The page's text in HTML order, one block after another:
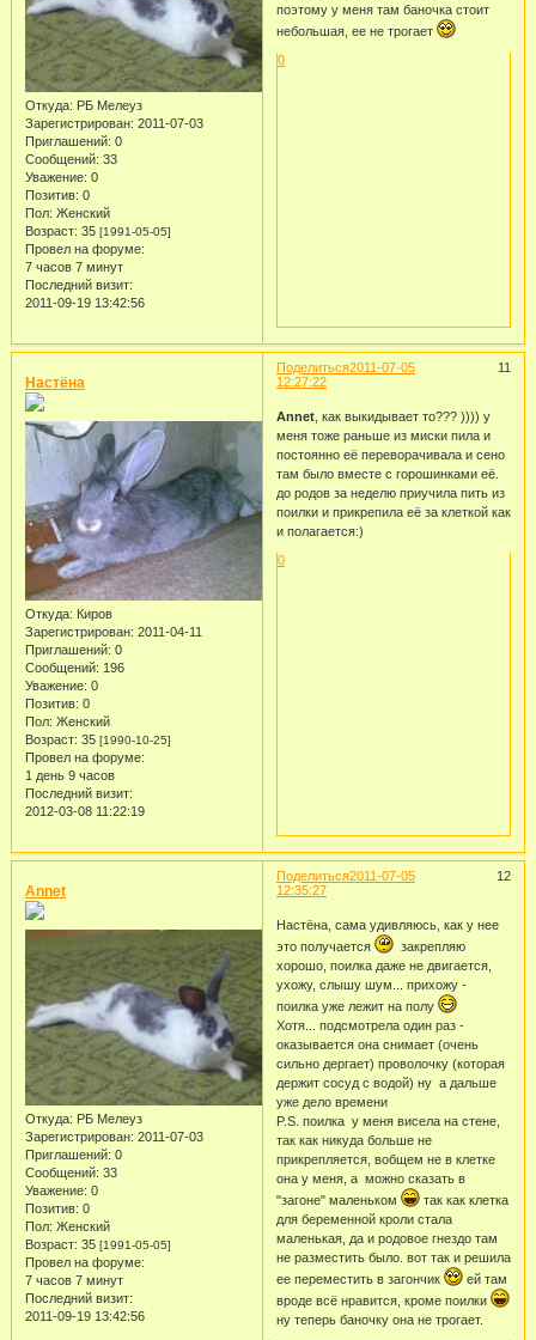
Откуда: РБ Мелеуз
Зарегистрирован: 2011-07-03
Приглашений: 0
Сообщений: 33
Уважение: 0
Позитив: 0
Пол: Женский
Возраст: 35 [1991-05-05]
Провел на форуме:
7 часов 7 минут
Последний визит:
2011-09-19 13:42:56
поэтому у меня там баночка стоит
небольшая, ее не трогает
0
Поделиться 11
2011-07-05
12:27:22
Настёна
Откуда: Киров
Зарегистрирован: 2011-04-11
Приглашений: 0
Сообщений: 196
Уважение: 0
Позитив: 0
Пол: Женский
Возраст: 35 [1990-10-25]
Провел на форуме:
1 день 9 часов
Последний визит:
2012-03-08 11:22:19
Annet, как выкидывает то??? )))) у
меня тоже раньше из миски пила и
постоянно её переворачивала и сено
там было вместе с горошинками её.
до родов за неделю приучила пить из
поилки и прикрепила её за клеткой как
и полагается:)
0
Поделиться 12
2011-07-05
12:35:27
Annet
Откуда: РБ Мелеуз
Зарегистрирован: 2011-07-03
Приглашений: 0
Сообщений: 33
Уважение: 0
Позитив: 0
Пол: Женский
Возраст: 35 [1991-05-05]
Провел на форуме:
7 часов 7 минут
Последний визит:
2011-09-19 13:42:56
Настёна, сама удивляюсь, как у нее
это получается
закрепляю
хорошо, поилка даже не двигается,
ухожу, слышу шум... прихожу -
поилка уже лежит на полу
Хотя... подсмотрела один раз -
оказывается она снимает (очень
сильно дергает) проволочку (которая
держит сосуд с водой) ну а дальше
уже дело времени
P.S. поилка у меня висела на стене,
так как никуда больше не
прикрепляется, вобщем не в клетке
она у меня, а можно сказать в
"загоне" маленьком
так как клетка
для беременной кроли стала
маленькая, да и родовое гнездо там
не разместить было. вот так и решила
ее переместить в загончик
ей там
вроде всё нравится, кроме поилки
ну теперь баночку она не трогает.